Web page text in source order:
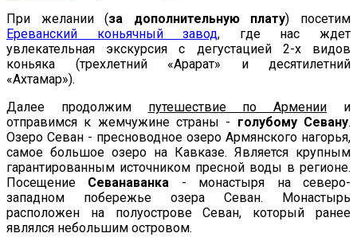
При желании (за дополнительную плату) посетим
Ереванский коньячный завод, где нас ждет
увлекательная экскурсия с дегустацией 2-х видов
коньяка (трехлетний «Арарат» и десятилетний
«Ахтамар»).
Далее продолжим путешествие по Армении и
отправимся к жемчужине страны - голубому Севану.
Озеро Севан - пресноводное озеро Армянского нагорья,
самое большое озеро на Кавказе. Является крупным
гарантированным источником пресной воды в регионе.
Посещение Севанаванка - монастыря на северо-
западном побережье озера Севан. Монастырь
расположен на полуострове Севан, который ранее
являлся небольшим островом.